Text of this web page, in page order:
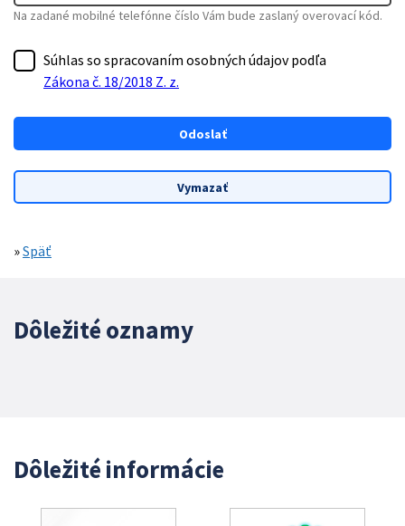
Na zadané mobilné telefónne číslo Vám bude zaslaný overovací kód.
Súhlas so spracovaním osobných údajov podľa
Zákona č. 18/2018 Z. z.
»Späť
Dôležité oznamy
Dôležité informácie